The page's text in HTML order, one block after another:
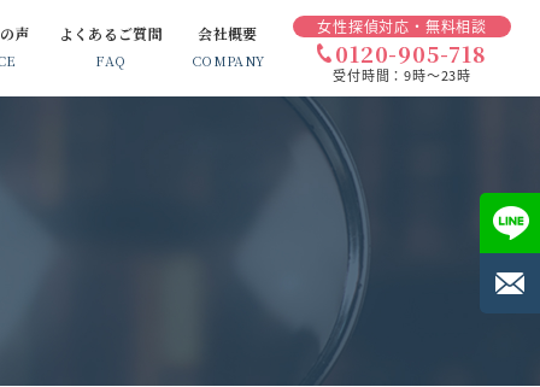
声 よくあるご質問
FAQ
会社概要
COMPANY
女性探偵対応・無料相談
0120-905-718
受付時間：9時～23時